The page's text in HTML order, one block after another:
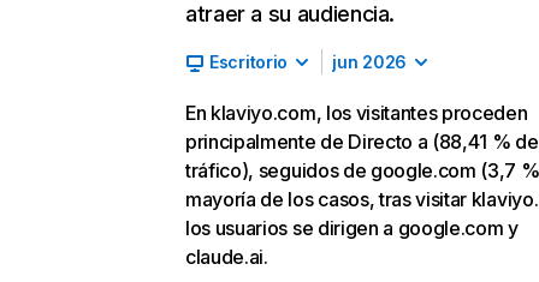
atraer a su audiencia.
Escritorio jun 2026
En klaviyo.com, los visitantes proceden
principalmente de Directo a (88,41 % de
tráfico), seguidos de google.com (3,7
mayoría de los casos, tras visitar
los usuarios se dirigen a google.com y
claude.ai.